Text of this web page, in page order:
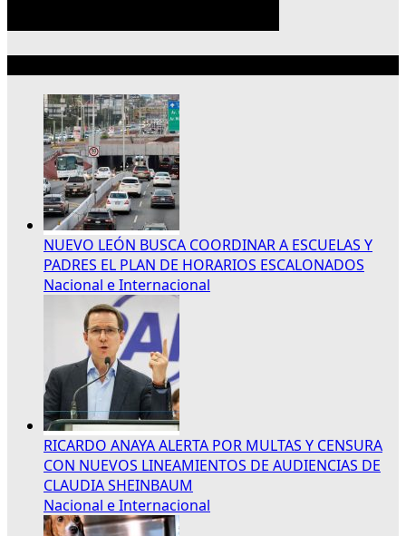
NUEVO LEÓN BUSCA COORDINAR A ESCUELAS Y
PADRES EL PLAN DE HORARIOS ESCALONADOS
Nacional e Internacional
RICARDO ANAYA ALERTA POR MULTAS Y CENSURA
CON NUEVOS LINEAMIENTOS DE AUDIENCIAS DE
CLAUDIA SHEINBAUM
Nacional e Internacional